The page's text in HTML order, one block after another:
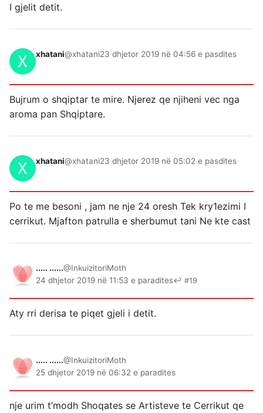
I gjelit detit.
xhatani@xhatani23 dhjetor 2019 në 04:56 e pasdites
Bujrum o shqiptar te mire. Njerez qe njiheni vec nga
aroma pan Shqiptare.
xhatani@xhatani23 dhjetor 2019 në 05:02 e pasdites
Po te me besoni , jam ne nje 24 oresh Tek kry1ezimi I
cerrikut. Mjafton patrulla e sherbumut tani Ne kte cast
..... ......@InkuizitoriMoth
24 dhjetor 2019 në 11:53 e paradites↩ #19
Aty rri derisa te piqet gjeli i detit.
..... ......@InkuizitoriMoth
25 dhjetor 2019 në 06:32 e paradites
nje urim t’modh Shoqates se Artisteve te Cerrikut qe